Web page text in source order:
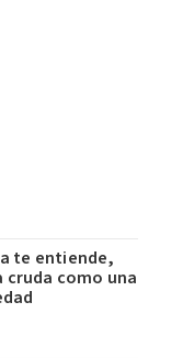
te entiende,
cruda como una